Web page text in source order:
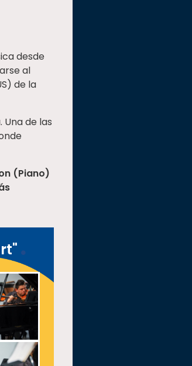
desde
al
de la
de las
(Piano)